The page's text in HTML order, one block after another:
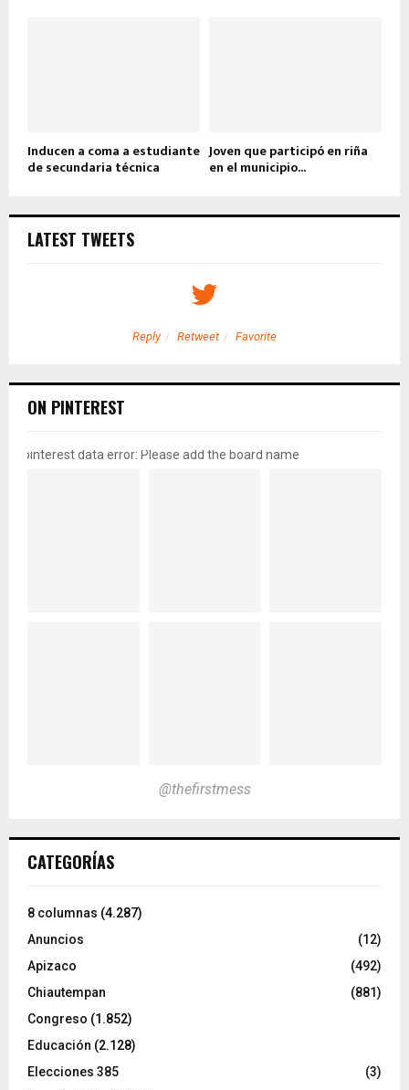
Inducen a coma a estudiante
de secundaria técnica
Joven que participó en riña
en el municipio...
LATEST TWEETS
Reply Retweet Favorite
ON PINTEREST
pinterest data error: Please add the board name
@thefirstmess
CATEGORÍAS
8 columnas (4.287)
Anuncios
(12)
Apizaco
(492)
Chiautempan
(881)
Congreso (1.852)
Educación (2.128)
Elecciones 385
(3)